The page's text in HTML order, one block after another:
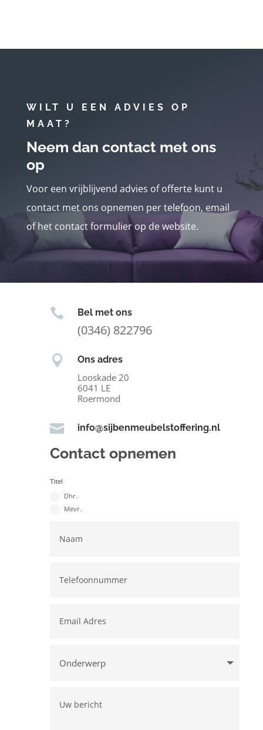
WILT U EEN ADVIES OP
MAAT?
Neem dan contact met ons
op
Voor een vrijblijvend advies of offerte kunt u
contact met ons opnemen per telefoon, email
of het contact formulier op de website.
 Bel met ons
(0346) 822796
 Ons adres
Looskade 20
6041 LE
Roermond
 info@sijbenmeubelstoffering.nl
Contact opnemen
Titel
Dhr.
Mevr.